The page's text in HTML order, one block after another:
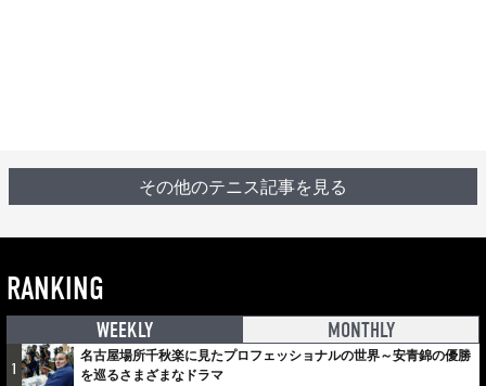
その他のテニス記事を見る
RANKING
WEEKLY MONTHLY
1
名古屋場所千秋楽に見たプロフェッショナルの世界～安青錦の優勝
を巡るさまざまなドラマ